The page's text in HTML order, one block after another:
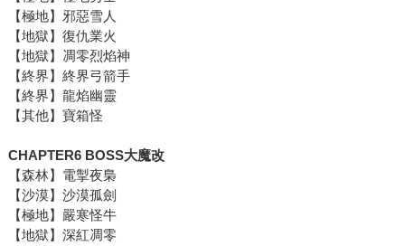
【極地】邪惡雪人
【地獄】復仇業火
【地獄】凋零烈焰神
【終界】終界弓箭手
【終界】龍焰幽靈
【其他】寶箱怪
CHAPTER6 BOSS大魔改
【森林】電掣夜梟
【沙漠】沙漠孤劍
【極地】嚴寒怪牛
【地獄】深紅凋零